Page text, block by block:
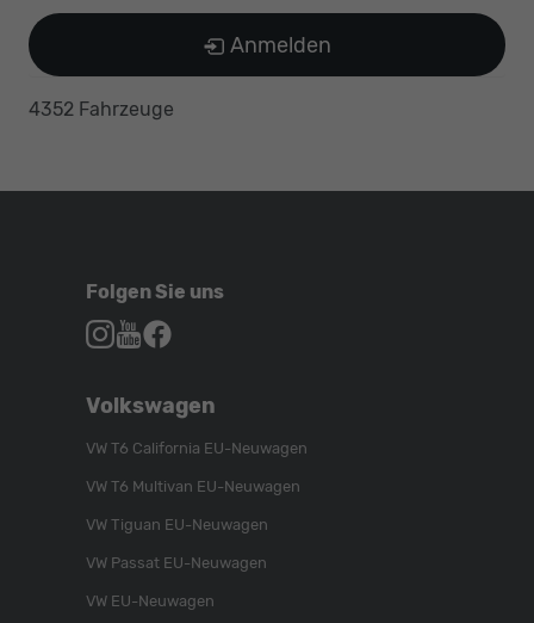
Anmelden
4352 Fahrzeuge
Folgen Sie uns
Autohaus
Sie
Instagram
Autohaus
Sie
unser
Kanal
Sie
Facebook
Volkswagen
VW T6 California EU-Neuwagen
VW T6 Multivan EU-Neuwagen
VW Tiguan EU-Neuwagen
VW Passat EU-Neuwagen
VW EU-Neuwagen